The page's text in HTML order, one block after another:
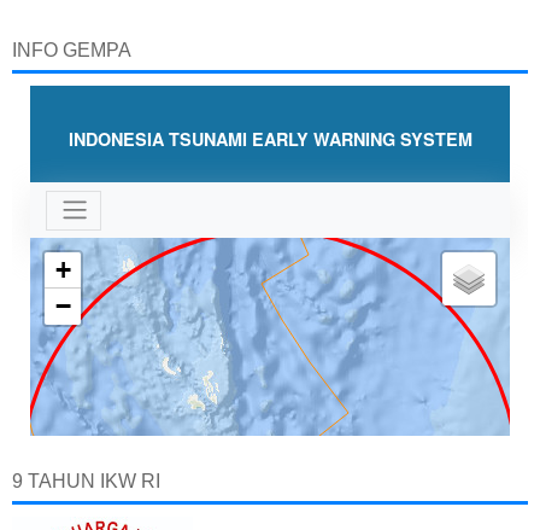
INFO GEMPA
9 TAHUN IKW RI